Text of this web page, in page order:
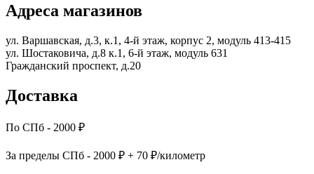
Адреса магазинов
ул. Варшавская, д.3, к.1, 4-й этаж, корпус 2, модуль 413-415
ул. Шостаковича, д.8 к.1, 6-й этаж, модуль 631
Гражданский проспект, д.20
Доставка
По СПб - 2000 ₽
За пределы СПб - 2000 ₽ + 70 ₽/километр